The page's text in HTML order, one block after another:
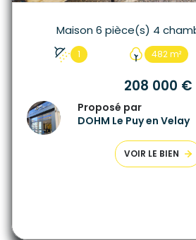
1 482 m²
208 000 €
Proposé par
DOHM Le Puy en Velay
VOIR LE BIEN